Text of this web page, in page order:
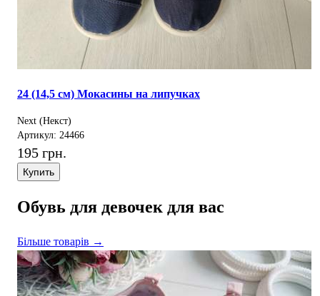
24 (14,5 см) Мокасины на липучках
Next (Некст)
Артикул: 24466
195 грн.
Купить
Обувь для девочек для вас
Більше товарів →